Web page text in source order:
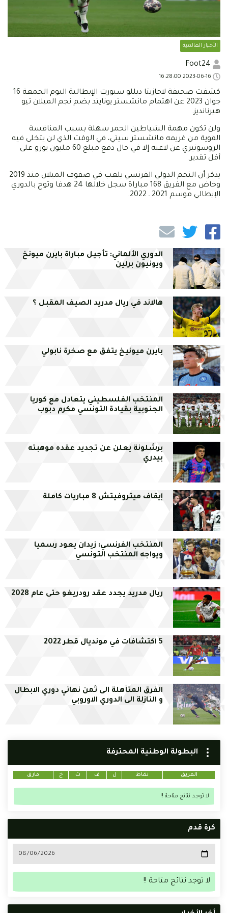
الأخبار العالمية
كشفت صحيفة لاجازيتا ديللو سبورت الإيطالية اليوم الجمعة 16
جوان 2023 عن اهتمام مانشستر يونايتد بضم نجم الميلان تيو
هيرنانديز.
ولن تكون مهمة الشياطين الحمر سهلة بسبب المنافسة
القوية من غريمه مانشستر سيتي، في الوقت الذي لن يتخلى فيه
الروسونيري عن لاعبه إلا في حال دفع مبلغ 60 مليون يورو على
أقل تقدير.
يذكر أن النجم الدولي الفرنسي يلعب في صفوف الميلان منذ 2019
وخاض مع الفريق 168 مباراة سجل خلالها 24 هدفا وتوج بالدوري
الإيطالي موسم 2021 ـ 2022.
الدوري الألماني: تأجيل مباراة بايرن ميونخ
ويونيون برلين
هالاند في ريال مدريد الصيف المقبل ؟
بايرن ميونيخ يتفق مع صخرة نابولي
المنتخب الفلسطيني يتعادل مع كوريا
الجنوبية بقيادة التونسي مكرم دبوب
برشلونة يعلن عن تجديد عقده موهبته
بيدري
إيقاف ميتروفيتش 8 مباريات كاملة
المنتخب الفرنسي: زيدان يعود رسميا
ويواجه المنتخب التونسي
ريال مدريد يجدد عقد رودريغو حتى عام 2028
5 اكتشافات في مونديال قطر 2022
الفرق المتأهلة الى ثمن نهائي دوري الابطال
و النازلة الى الدوري الاوروبي
البطولة الوطنية المحترفة
الفريق نقاط ل ف ت خ فارق
لا توجد نتائج متاحة !!
كرة قدم
لا توجد نتائج متاحة !!